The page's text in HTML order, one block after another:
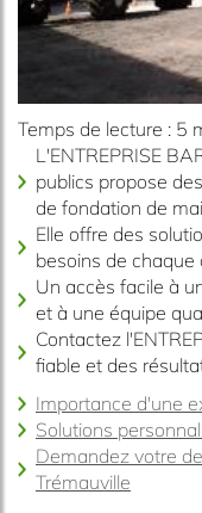
Temps de lecture : 5
L'ENTREPRISE
publics propose
de fondation de
Elle offre des
besoins de chaque
Un accès facile à
et à une équipe
Contactez
fiable et des
Importance d'une
Solutions
Demandez votre
Trémauville